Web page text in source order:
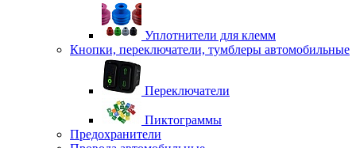
Уплотнители для клемм
Кнопки, переключатели, тумблеры автомобильные
Переключатели
Пиктограммы
Предохранители